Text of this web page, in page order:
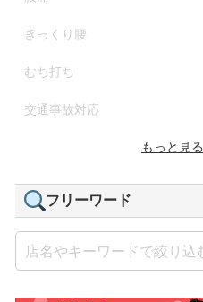
ぎっくり腰
むち打ち
交通事故対応
もっと見る
フリーワード